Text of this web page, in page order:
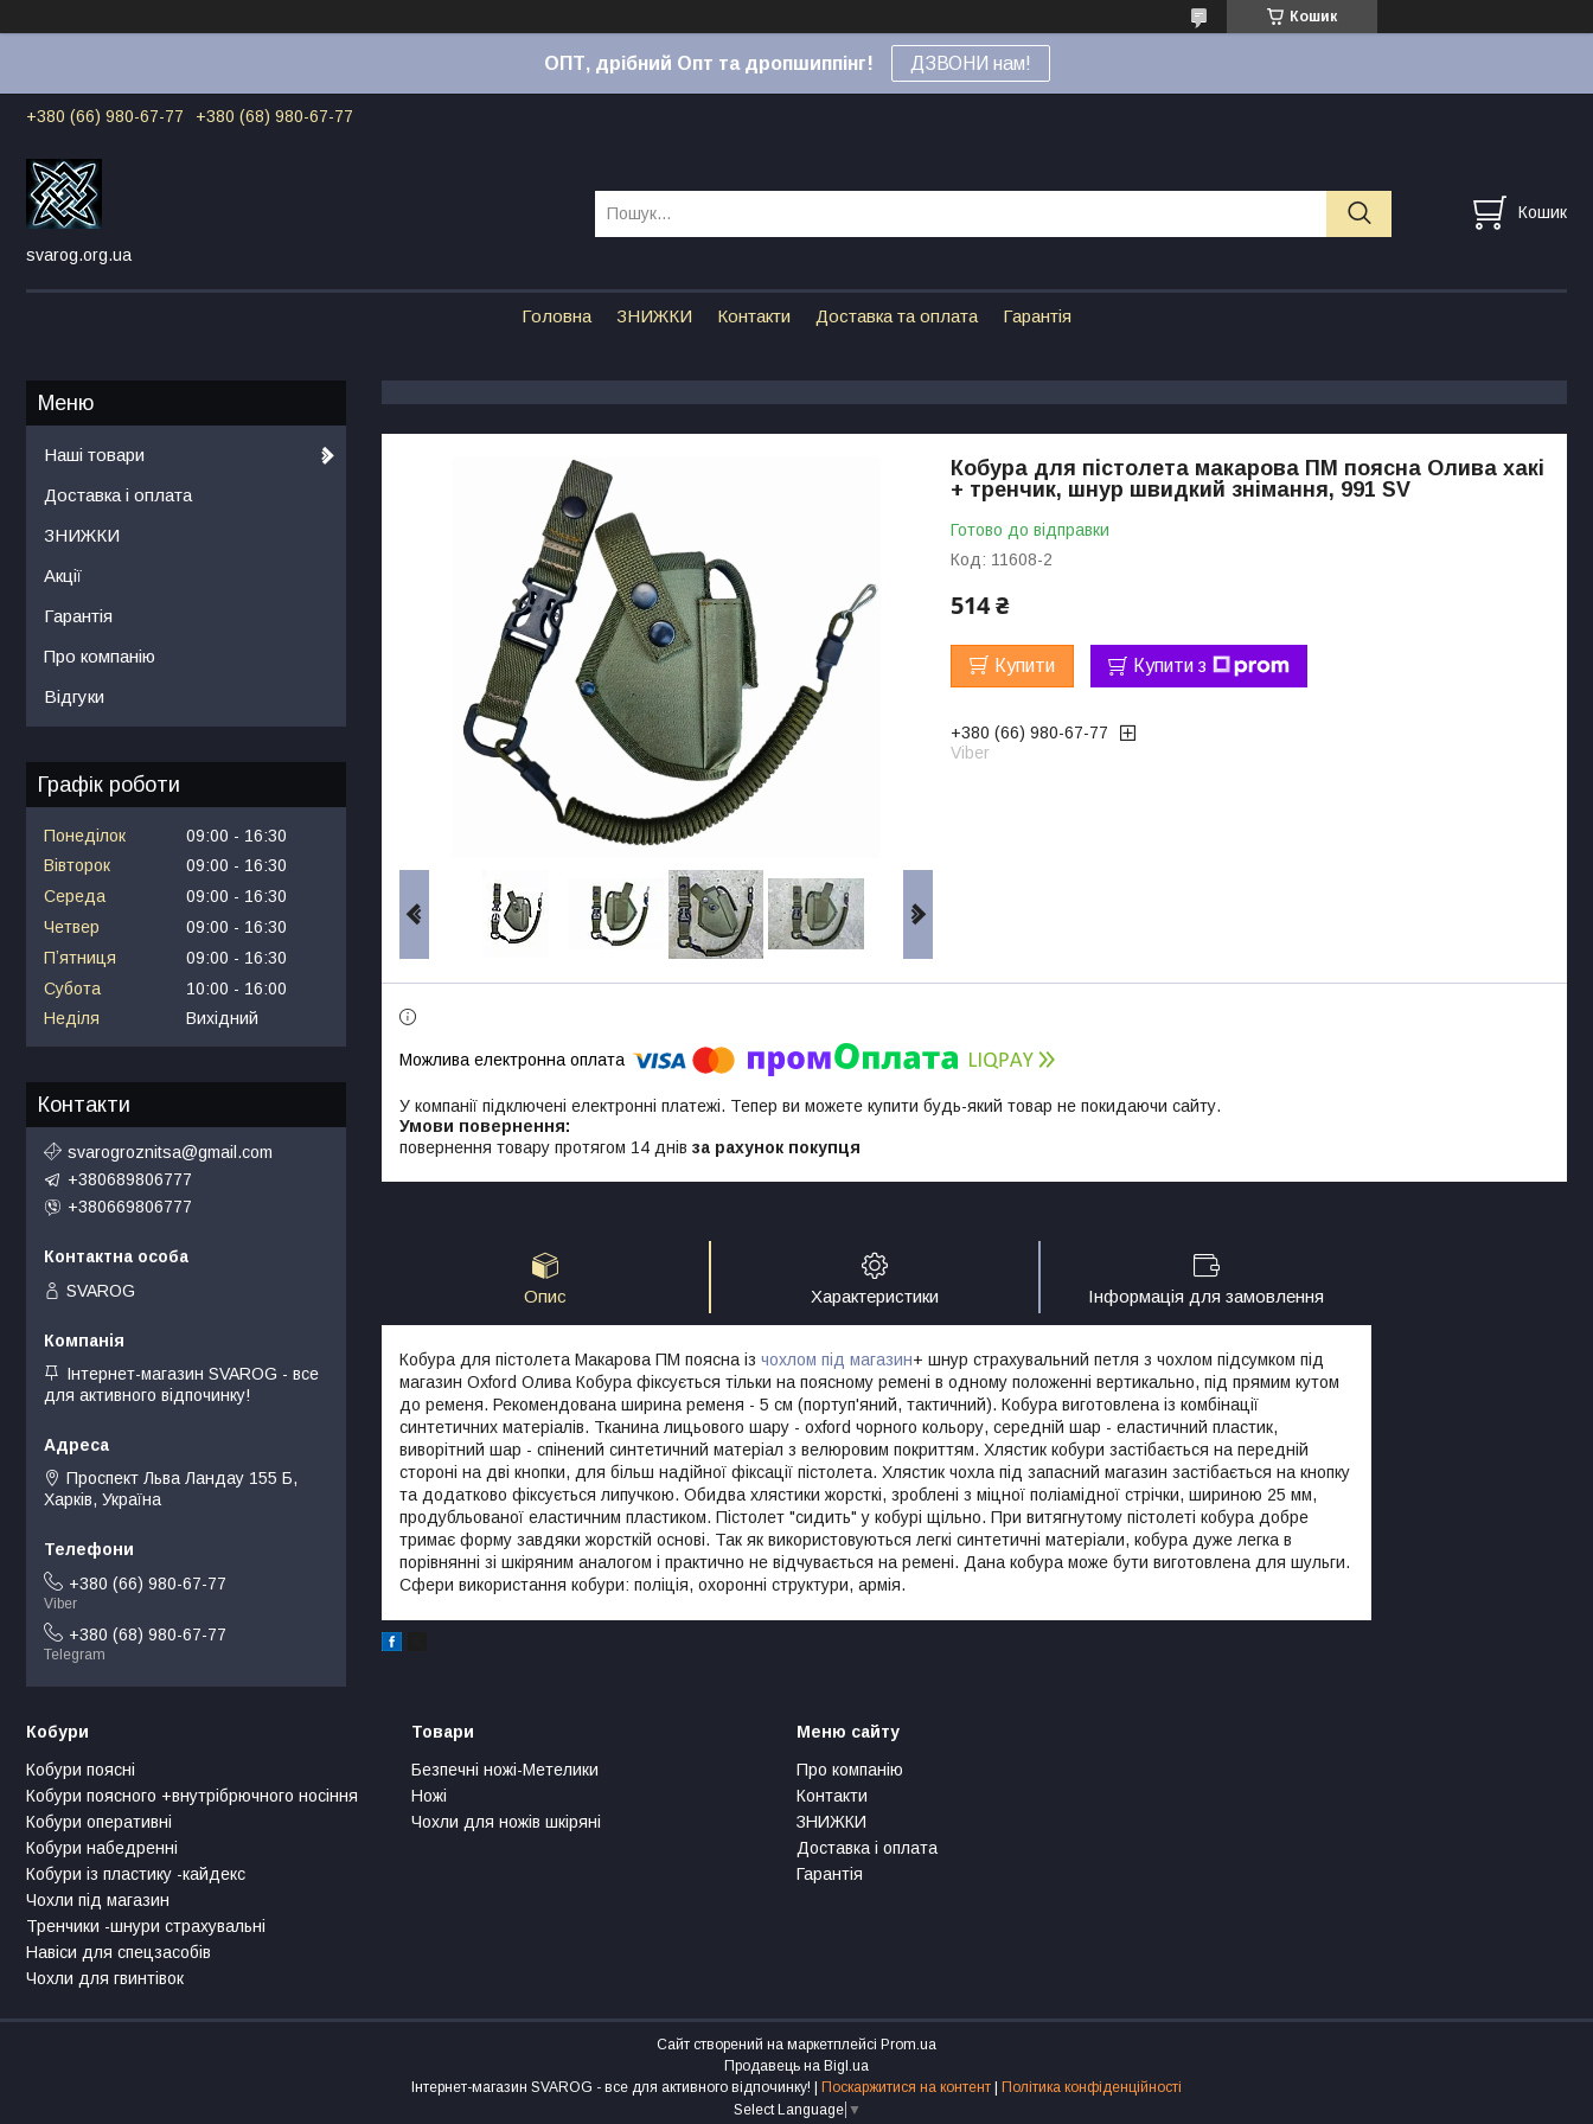
Кошик
ОПТ, дрібний Опт та дропшиппінг! ДЗВОНИ нам!
+380 (66) 980-67-77 +380 (68) 980-67-77
svarog.org.ua
Кошик
Головна ЗНИЖКИ Контакти Доставка та оплата Гарантія
Кобура для пістолета макарова ПМ поясна Олива хакі
+ тренчик, шнур швидкий знімання, 991 SV
Готово до відправки
Код: 11608-2
514 ₴
Купити Купити з
+380 (66) 980-67-77
Viber
У компанії підключені електронні платежі. Тепер ви можете купити будь-який товар не покидаючи сайту.
повернення товару протягом 14 днів за рахунок покупця
Опис Характеристики Інформація для замовлення
Кобура для пістолета Макарова ПМ поясна із чохлом під магазин+ шнур страхувальний петля з чохлом підсумком під
магазин Oxford Олива Кобура фіксується тільки на поясному ремені в одному положенні вертикально, під прямим кутом
до ременя. Рекомендована ширина ременя - 5 см (портуп'яний, тактичний). Кобура виготовлена ​​із комбінації
синтетичних матеріалів. Тканина лицьового шару - oxford чорного кольору, середній шар - еластичний пластик,
виворітний шар - спінений синтетичний матеріал з велюровим покриттям. Хлястик кобури застібається на передній
стороні на дві кнопки, для більш надійної фіксації пістолета. Хлястик чохла під запасний магазин застібається на кнопку
та додатково фіксується липучкою. Обидва хлястики жорсткі, зроблені з міцної поліамідної стрічки, шириною 25 мм,
продубльованої еластичним пластиком. Пістолет "сидить" у кобурі щільно. При витягнутому пістолеті кобура добре
тримає форму завдяки жорсткій основі. Так як використовуються легкі синтетичні матеріали, кобура дуже легка в
порівнянні зі шкіряним аналогом і практично не відчувається на ремені. Дана кобура може бути виготовлена ​​для шульги.
Сфери використання кобури: поліція, охоронні структури, армія.
Наші товари
Доставка і оплата
ЗНИЖКИ
Акції
Гарантія
Про компанію
Відгуки
Графік роботи
Понеділок 09:00
16:30
Вівторок
09:00
16:30
Середа
09:00
16:30
Четвер
09:00
16:30
Пʼятниця
09:00
16:30
Субота
10:00
16:00
Неділя
Вихідний
Контакти
svarogroznitsa@gmail.com
+380689806777
+380669806777
SVAROG
Інтернет-магазин SVAROG - все
для активного відпочинку!
Проспект Льва Ландау 155 Б,
Харків, Україна
+380 (66) 980-67-77
Viber
+380 (68) 980-67-77
Telegram
Кобури
Кобури поясні
Кобури поясного +внутрібрючного носіння
Кобури оперативні
Кобури набедренні
Кобури із пластику -кайдекс
Чохли під магазин
Тренчики -шнури страхувальні
Навіси для спецзасобів
Чохли для гвинтівок
Товари
Безпечні ножі-Метелики
Ножі
Чохли для ножів шкіряні
Меню сайту
Про компанію
Контакти
ЗНИЖКИ
Доставка і оплата
Гарантія
Сайт створений на маркетплейсі Prom.ua
Продавець на Bigl.ua
Поскаржитися на контент
Політика конфіденційності
Select Language ▼